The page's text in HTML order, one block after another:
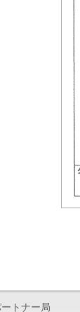
トナー局